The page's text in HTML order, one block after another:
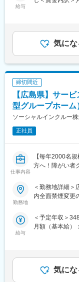
変更の範囲：会
情報提供をスピ
かせない新製
全拠点で80名ほ
病院、開業医と
ム約3～10名程
おります。また
い仕事を進める
にて商品知識
を蓄積して頂き
きる環境です。
育、緊急対応の
境となっていま
給与
給与補足＞■昇
賞与：年3回（
績。4月決算賞
であり、選考を
定手当を含めた
気にな
締切間近
【広島県】サー
型グループホー
ソーシャルインクルー
正社員
仕事内容
【毎年2000名
方へ！障がい者
■業務内容：
お任せします。
【変更の範囲：
・アセスメント
・利用者の生活
勤務地
＜勤務地詳細＞
内全面禁煙変更
給与
＜予定年収＞
月額（基本給）
業手当＞有＜
の評価に応じ
給・交通費規定
気にな